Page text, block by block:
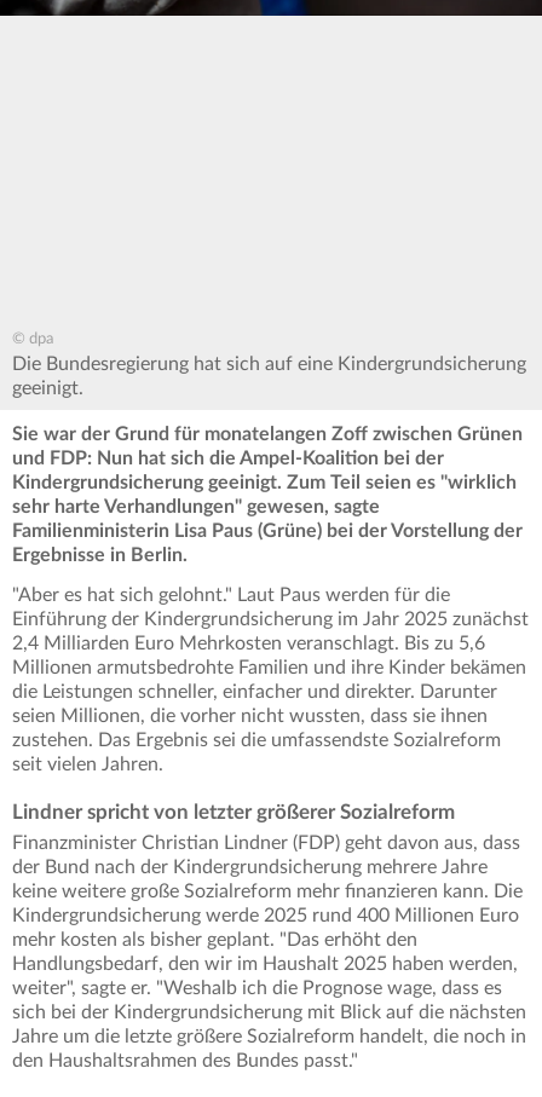
© dpa
Die Bundesregierung hat sich auf eine Kindergrundsicherung
geeinigt.
Sie war der Grund für monatelangen Zoff zwischen Grünen
und FDP: Nun hat sich die Ampel-Koalition bei der
Kindergrundsicherung geeinigt. Zum Teil seien es "wirklich
sehr harte Verhandlungen" gewesen, sagte
Familienministerin Lisa Paus (Grüne) bei der Vorstellung der
Ergebnisse in Berlin.
"Aber es hat sich gelohnt." Laut Paus werden für die
Einführung der Kindergrundsicherung im Jahr 2025 zunächst
2,4 Milliarden Euro Mehrkosten veranschlagt. Bis zu 5,6
Millionen armutsbedrohte Familien und ihre Kinder bekämen
die Leistungen schneller, einfacher und direkter. Darunter
seien Millionen, die vorher nicht wussten, dass sie ihnen
zustehen. Das Ergebnis sei die umfassendste Sozialreform
seit vielen Jahren.
Lindner spricht von letzter größerer Sozialreform
Finanzminister Christian Lindner (FDP) geht davon aus, dass
der Bund nach der Kindergrundsicherung mehrere Jahre
keine weitere große Sozialreform mehr finanzieren kann. Die
Kindergrundsicherung werde 2025 rund 400 Millionen Euro
mehr kosten als bisher geplant. "Das erhöht den
Handlungsbedarf, den wir im Haushalt 2025 haben werden,
weiter", sagte er. "Weshalb ich die Prognose wage, dass es
sich bei der Kindergrundsicherung mit Blick auf die nächsten
Jahre um die letzte größere Sozialreform handelt, die noch in
den Haushaltsrahmen des Bundes passt."